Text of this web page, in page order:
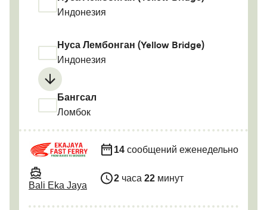
Индонезия
Нуса Лембонган (Yellow Bridge)
Индонезия
Бангсал
Ломбок
Bali Eka Jaya
14 сообщений еженедельно
2 часа 22 минут